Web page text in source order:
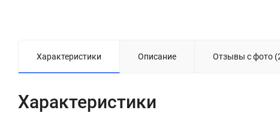
Характеристики Описание Отзывы с фото
Характеристики